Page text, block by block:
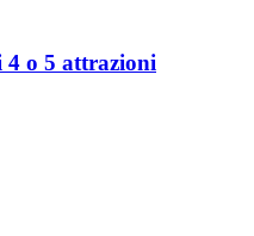
4 o 5 attrazioni